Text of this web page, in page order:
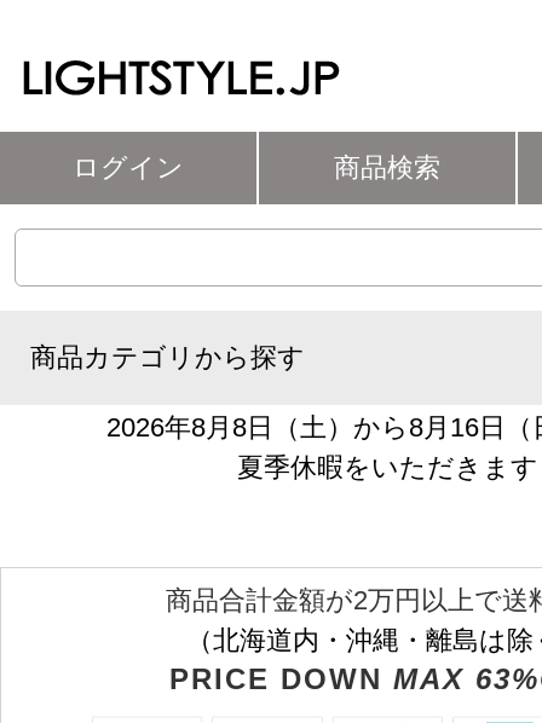
ログイン 商品検索
商品カテゴリから探す
2026年8月8日（土）から8月16日
夏季休暇をいただきます
商品合計金額が2万円以上で送
（北海道内・沖縄・離島は
PRICE DOWN MAX